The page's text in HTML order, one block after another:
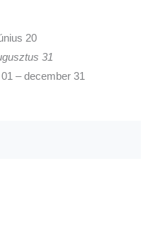
20
31
– december 31